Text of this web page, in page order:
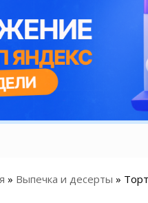
» Выпечка и десерты » Торт